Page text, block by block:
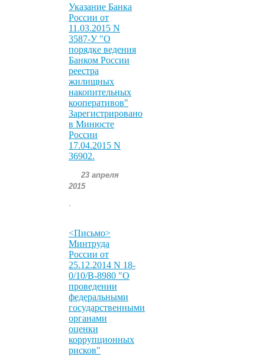
Указание Банка
России от
11.03.2015 N
3587-У "О
порядке ведения
Банком России
реестра
жилищных
накопительных
кооперативов"
Зарегистрировано
в Минюсте
России
17.04.2015 N
36902.
23 апреля
2015
<Письмо>
Минтруда
России от
25.12.2014 N 18-
0/10/В-8980 "О
проведении
федеральными
государственными
органами
оценки
коррупционных
рисков"